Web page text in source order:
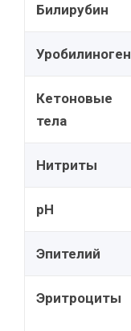
Билирубин
Уробилиноген
Кетоновые
тела
Нитриты
pH
Эпителий
Эритроциты